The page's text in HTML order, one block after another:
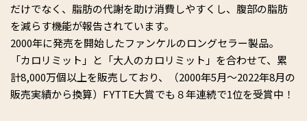
だけでなく、脂肪の代謝を助け消費しやすくし、腹部の脂肪
を減らす機能が報告されています。
2000年に発売を開始したファンケルのロングセラー製品。
「カロリミット」と「大人のカロリミット」を合わせて、累
計8,000万個以上を販売しており、（2000年5月～2022年8月の
販売実績から換算）FYTTE大賞でも８年連続で1位を受賞中！